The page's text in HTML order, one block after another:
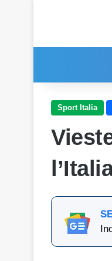
Sport Italia